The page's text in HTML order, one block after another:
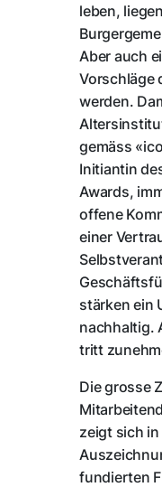
leben,
Aber auch
Vorschläge
werden.
gemäss
Initiantin
Awards,
offene
einer
stärken ein
nachhaltig.
tritt
Die grosse
zeigt sich
fundierten